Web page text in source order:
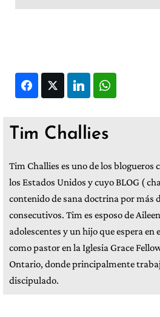
FacebookTwitter LinkedIn
Tim Challies
Tim Challies es uno de los blogueros
los Estados Unidos y cuyo BLOG (
contenido de sana doctrina por más
consecutivos. Tim es esposo de
adolescentes y un hijo que espera en
como pastor en la Iglesia Grace
Ontario, donde principalmente
discipulado.